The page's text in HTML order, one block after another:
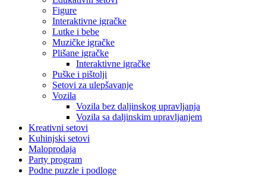
Figure
Interaktivne igračke
Lutke i bebe
Muzičke igračke
Plišane igračke
Interaktivne igračke
Puške i pištolji
Setovi za ulepšavanje
Vozila
Vozila bez daljinskog upravljanja
Vozila sa daljinskim upravljanjem
Kreativni setovi
Kuhinjski setovi
Maloprodaja
Party program
Podne puzzle i podloge